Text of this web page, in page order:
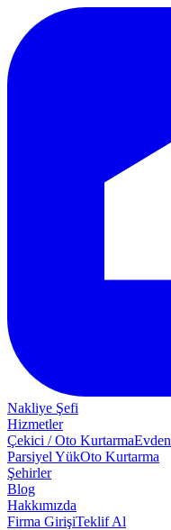
Nakliye Şefi
Hizmetler
Çekici / Oto Kurtarma
Parsiyel YükOto Kurtarma
Şehirler
Blog
Hakkımızda
Firma GirişiTeklif Al